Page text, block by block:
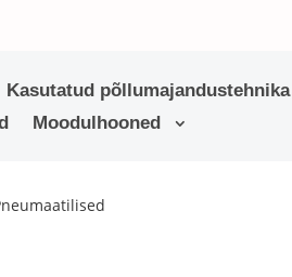
Kasutatud
Moodulhooned